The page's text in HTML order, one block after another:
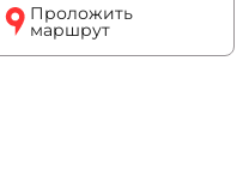
Проложить
маршрут